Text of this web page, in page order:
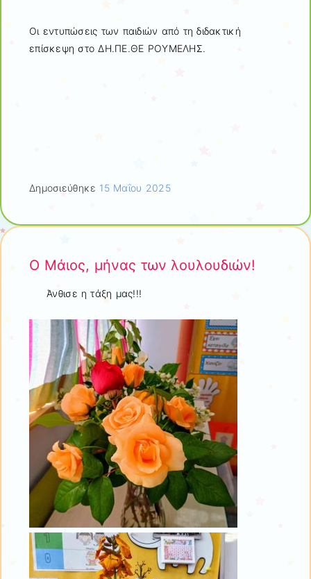
Οι εντυπώσεις των παιδιών από τη διδακτική
επίσκεψη στο ΔΗ.ΠΕ.ΘΕ ΡΟΥΜΕΛΗΣ.
Δημοσιεύθηκε 15 Μαΐου 2025
Ο Μάιος, μήνας των λουλουδιών!
Άνθισε η τάξη μας!!!